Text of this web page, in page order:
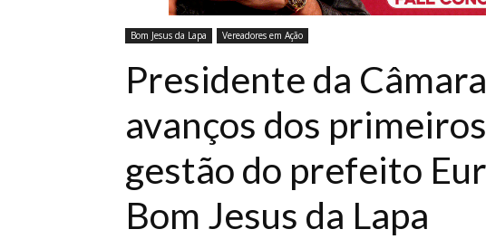
Bom Jesus da Lapa Vereadores em Ação
Presidente da
avanços dos
gestão do prefeito
Bom Jesus da Lapa